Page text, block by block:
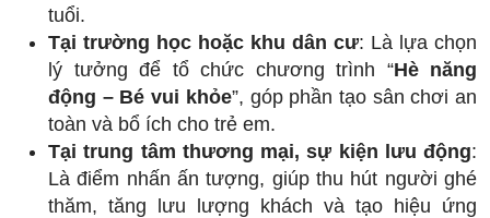
tuổi.
Tại trường học hoặc khu dân cư: Là lựa chọn
lý tưởng để tổ chức chương trình “Hè năng
động – Bé vui khỏe”, góp phần tạo sân chơi an
toàn và bổ ích cho trẻ em.
Tại trung tâm thương mại, sự kiện lưu động:
Là điểm nhấn ấn tượng, giúp thu hút người ghé
thăm, tăng lưu lượng khách và tạo hiệu ứng